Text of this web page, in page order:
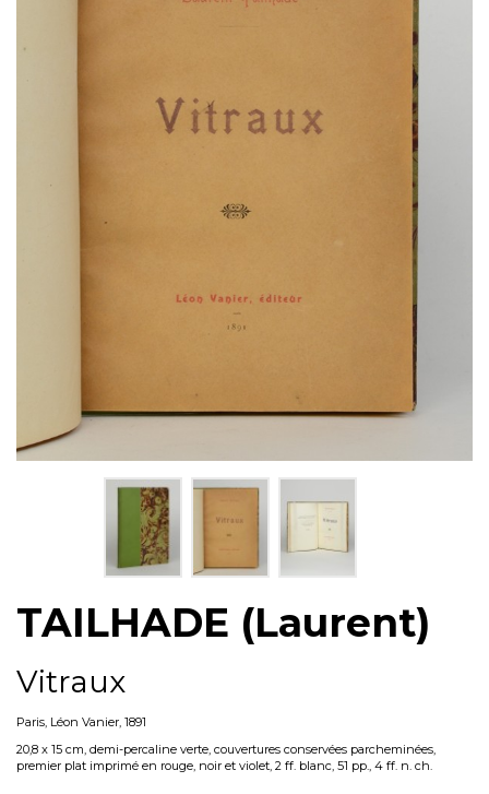
TAILHADE (Laurent)
Vitraux
Paris, Léon Vanier, 1891
20,8 x 15 cm, demi-percaline verte, couvertures conservées parcheminées,
premier plat imprimé en rouge, noir et violet, 2 ff. blanc, 51 pp., 4 ff. n. ch.